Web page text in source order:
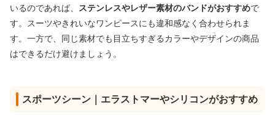
いるのであれば、
ステンレスやレザー素材のバンドがおすすめで
す。スーツやきれいなワンピースにも違和感なく合わせられま
す。一方で、同じ素材でも目立ちすぎるカラーやデザインの商品
はできるだけ避けましょう。
スポーツシーン｜エラストマーやシリコンがおすすめ